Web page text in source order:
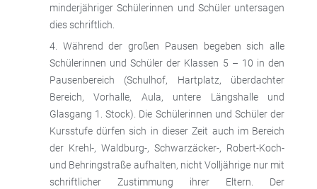
minderjähriger Schülerinnen und Schüler untersagen
dies schriftlich.
Während der großen Pausen begeben sich alle
Schülerinnen und Schüler der Klassen 5 – 10 in den
Pausenbereich (Schulhof, Hartplatz, überdachter
Bereich, Vorhalle, Aula, untere Längshalle und
Glasgang 1. Stock). Die Schülerinnen und Schüler der
Kursstufe dürfen sich in dieser Zeit auch im Bereich
der Krehl-, Waldburg-, Schwarzäcker-, Robert-Koch-
und Behringstraße aufhalten, nicht Volljährige nur mit
schriftlicher Zustimmung ihrer Eltern. Der